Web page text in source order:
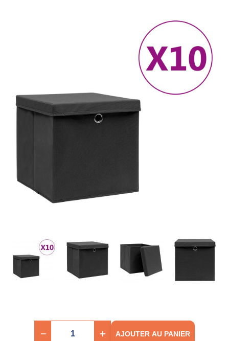
AJOUTER AU PANIER